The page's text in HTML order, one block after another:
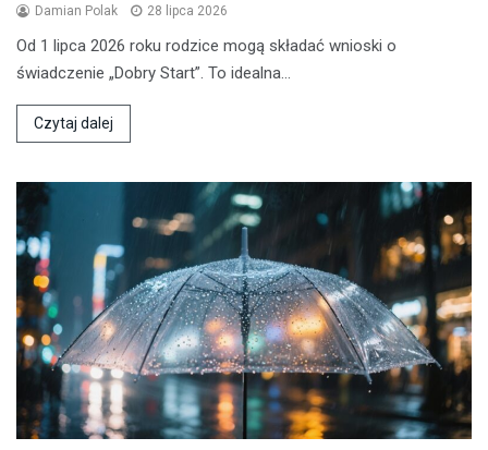
Damian Polak 28 lipca 2026
Od 1 lipca 2026 roku rodzice mogą składać wnioski o
świadczenie „Dobry Start”. To idealna…
Czytaj dalej